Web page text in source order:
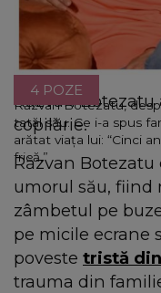
Răzvan Botezatu,
tatăl său. Ce i-a spus
arătat viața lui: “Cinci
frică.”
4 POZE
Răzvan
copilărie.
Răzvan
umorul său, fiind
zâmbetul pe
pe micile ecrane
poveste tristă
trauma din